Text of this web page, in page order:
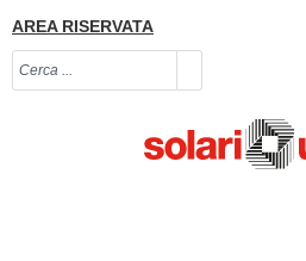
AREA RISERVATA